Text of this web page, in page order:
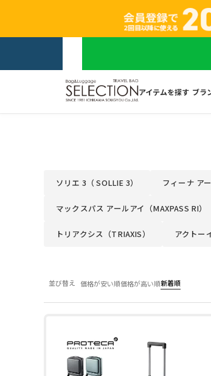
アイテムを探す ブラ
ソリエ 3（ SOLLIE 3） フィーナ ア
マックスパス アールアイ（MAXPASS RI）
トリアクシス（TRIAXIS） アクトー
並び替え 価格が安い順価格が高い順新着順